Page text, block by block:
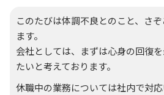
このたびは体調不良とのこと、さ
ます。
会社としては、まずは心身の回復
たいと考えております。
休職中の業務については社内で対応